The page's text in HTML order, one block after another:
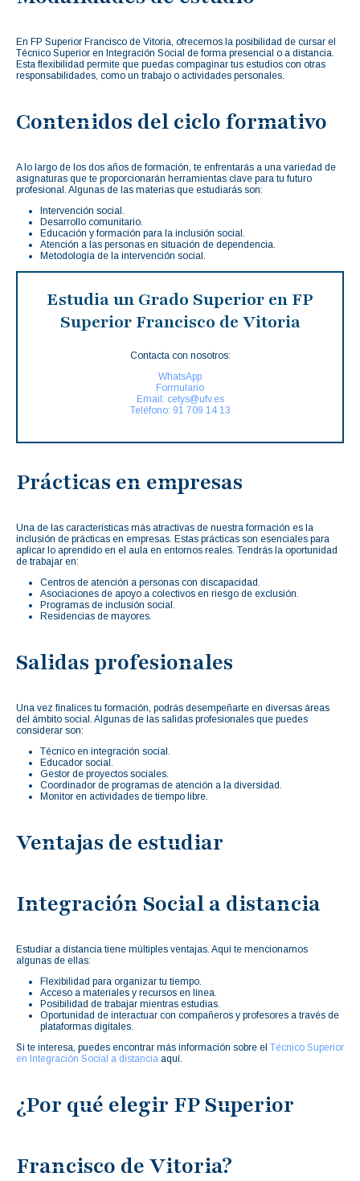
En FP Superior Francisco de Vitoria, ofrecemos la posibilidad de cursar el
Técnico Superior en Integración Social de forma presencial o a distancia.
Esta flexibilidad permite que puedas compaginar tus estudios con otras
responsabilidades, como un trabajo o actividades personales.
Contenidos del ciclo formativo
A lo largo de los dos años de formación, te enfrentarás a una variedad de
asignaturas que te proporcionarán herramientas clave para tu futuro
profesional. Algunas de las materias que estudiarás son:
Intervención social.
Desarrollo comunitario.
Educación y formación para la inclusión social.
Atención a las personas en situación de dependencia.
Metodología de la intervención social.
Estudia un Grado Superior en FP
Superior Francisco de Vitoria
Contacta con nosotros:
WhatsApp
Formulario
Email: cetys@ufv.es
Teléfono: 91 709 14 13
Prácticas en empresas
Una de las características más atractivas de nuestra formación es la
inclusión de prácticas en empresas. Estas prácticas son esenciales para
aplicar lo aprendido en el aula en entornos reales. Tendrás la oportunidad
de trabajar en:
Centros de atención a personas con discapacidad.
Asociaciones de apoyo a colectivos en riesgo de exclusión.
Programas de inclusión social.
Residencias de mayores.
Salidas profesionales
Una vez finalices tu formación, podrás desempeñarte en diversas áreas
del ámbito social. Algunas de las salidas profesionales que puedes
considerar son:
Técnico en integración social.
Educador social.
Gestor de proyectos sociales.
Coordinador de programas de atención a la diversidad.
Monitor en actividades de tiempo libre.
Ventajas de estudiar
Integración Social a distancia
Estudiar a distancia tiene múltiples ventajas. Aquí te mencionamos
algunas de ellas:
Flexibilidad para organizar tu tiempo.
Acceso a materiales y recursos en línea.
Posibilidad de trabajar mientras estudias.
Oportunidad de interactuar con compañeros y profesores a través de
plataformas digitales.
Si te interesa, puedes encontrar más información sobre el Técnico Superior
en Integración Social a distancia aquí.
¿Por qué elegir FP Superior
Francisco de Vitoria?